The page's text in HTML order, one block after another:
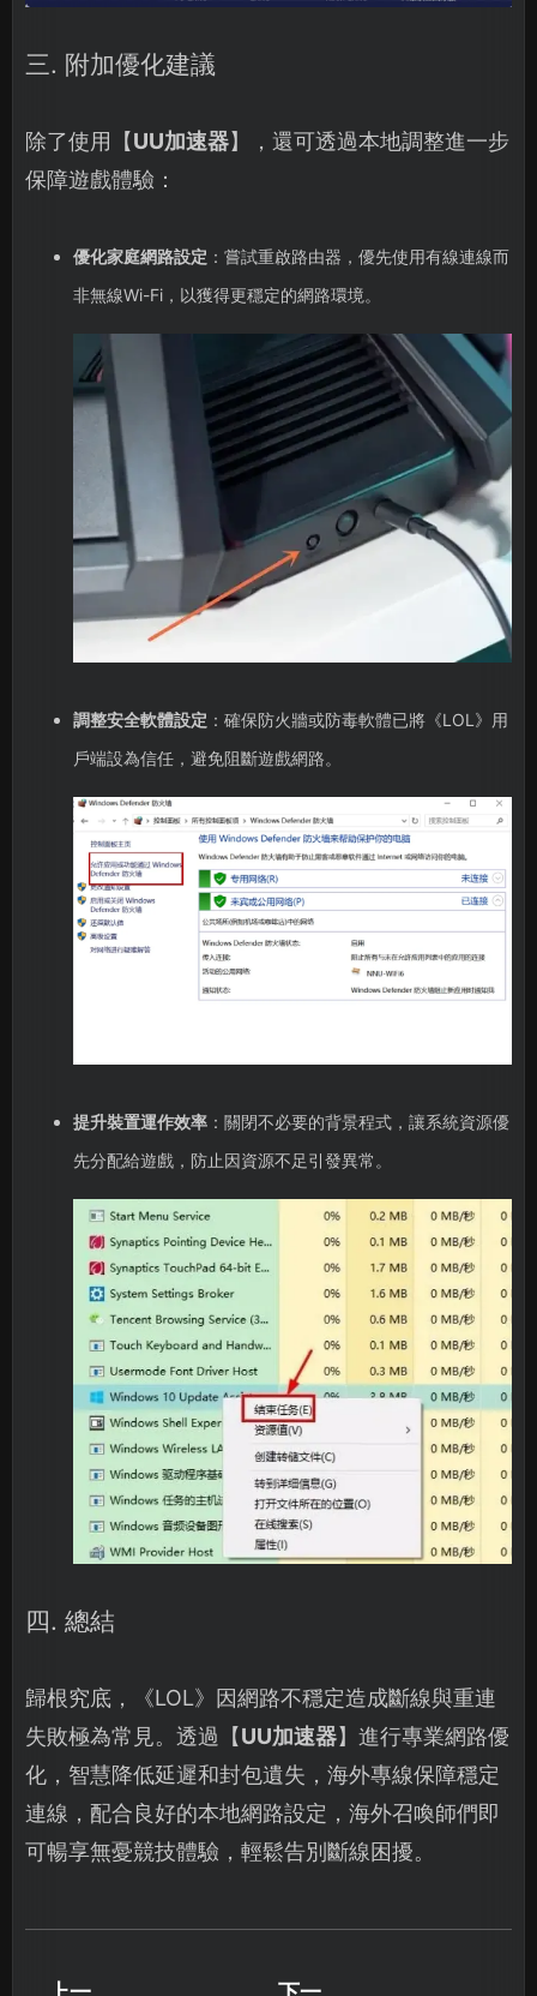
三. 附加優化建議
除了使用【UU加速器】，還可透過本地調整進一步
保障遊戲體驗：
優化家庭網路設定 ：嘗試重啟路由器，優先使用有線連線而
非無線Wi-Fi，以獲得更穩定的網路環境。
調整安全軟體設定 ：確保防火牆或防毒軟體已將《LOL》用
戶端設為信任，避免阻斷遊戲網路。
提升裝置運作效率：關閉不必要的背景程式，讓系統資源優
先分配給遊戲，防止因資源不足引發異常。
四. 總結
歸根究底，《LOL》因網路不穩定造成斷線與重連
失敗極為常見。透過【UU加速器】進行專業網路優
化，智慧降低延遲和封包遺失，海外專線保障穩定
連線，配合良好的本地網路設定，海外召喚師們即
可暢享無憂競技體驗，輕鬆告別斷線困擾。